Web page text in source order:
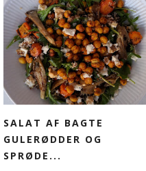
SALAT AF BAGTE
GULERØDDER OG
SPRØDE...